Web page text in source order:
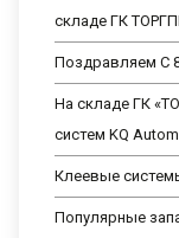
складе ГК
Поздравляем С
На складе ГК
систем KQ
Клеевые
Популярные